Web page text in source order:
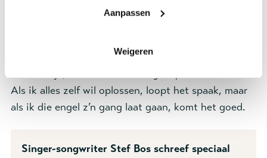
Aanpassen
Weigeren
is geen groter verhaal om op terug te vallen.
idee dat ik gedragen word. Misschien maak ik het
Als ik alles zelf wil oplossen, loopt het spaak, maar
als ik die engel z’n gang laat gaan, komt het goed.
Singer-songwriter Stef Bos schreef speciaal